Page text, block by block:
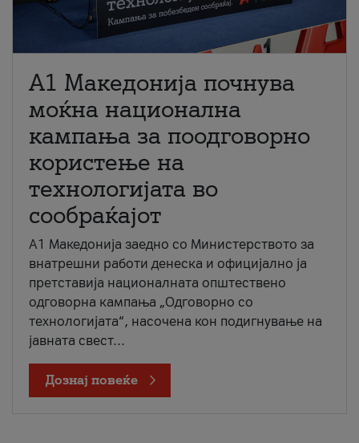
A1 Македонија почнува
моќна национална
кампања за поодговорно
користење на
технологијата во
сообраќајот
A1 Македонија заедно со Министерството за
внатрешни работи денеска и официјално ја
претставија националната општествено
одговорна кампања „Одговорно со
технологијата“, насочена кон подигнување на
јавната свест...
Дознај повеќе